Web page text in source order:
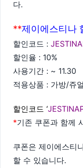
다.
**제이에스티나
할인코드 :
할인율 : 10%
사용기간 : ~ 11.30
적용상품 : 가방/쥬
할인코드 ‘
*기존 쿠폰과 함께
쿠폰은 제이에스티
할 수 있습니다.